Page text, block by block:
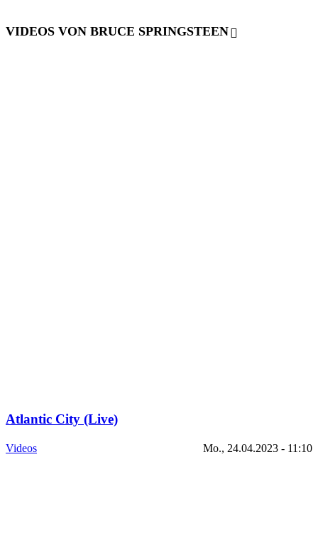
VIDEOS VON BRUCE SPRINGSTEEN
Atlantic City (Live)
Videos Mo., 24.04.2023 - 11:10